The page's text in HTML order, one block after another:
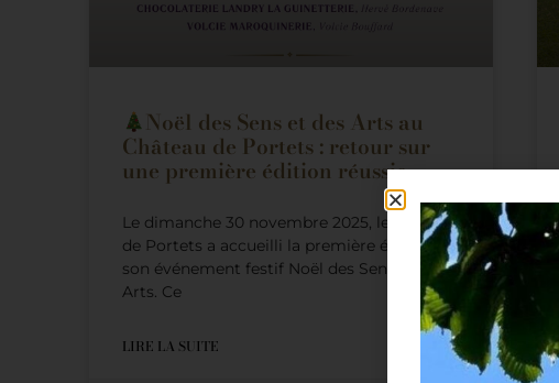
Noël des Sens et des Arts au
Château de Portets : retour sur
une première édition réussie
Le dimanche 30 novembre 2025, le Château
de Portets a accueilli la première édition de
son événement festif Noël des Sens et des
Arts. Ce
LIRE LA SUITE